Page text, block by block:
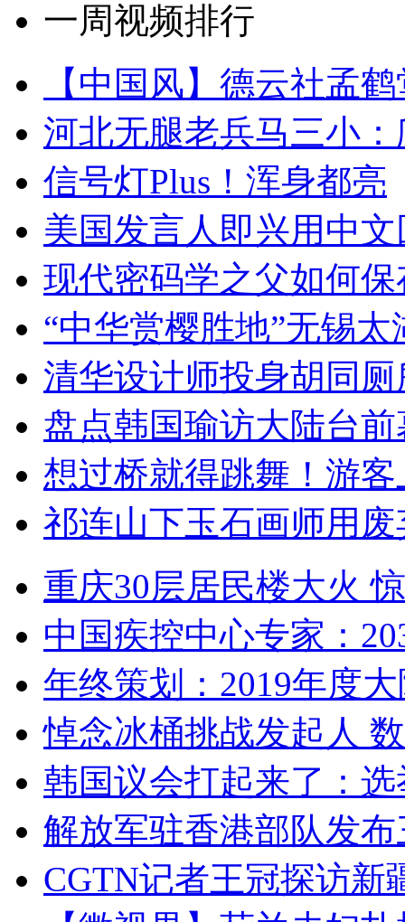
一周视频排行
【中国风】德云社孟
河北无腿老兵马三小
信号灯Plus！浑身都亮
美国发言人即兴用中
现代密码学之父如何
“中华赏樱胜地”无锡
清华设计师投身胡同
盘点韩国瑜访大陆台
想过桥就得跳舞！游客
祁连山下玉石画师用
重庆30层居民楼大火
中国疾控中心专家：
年终策划：2019年度
悼念冰桶挑战发起人
韩国议会打起来了：
解放军驻香港部队发
CGTN记者王冠探访新